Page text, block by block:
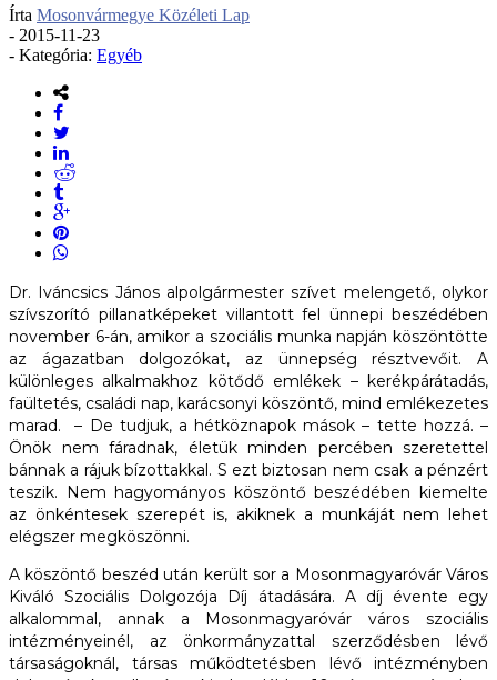
Írta Mosonvármegye Közéleti Lap
- 2015-11-23
- Kategória: Egyéb
Dr. Iváncsics János alpolgármester szívet melengető, olykor
szívszorító pillanatképeket villantott fel ünnepi beszédében
november 6-án, amikor a szociális munka napján köszöntötte
az ágazatban dolgozókat, az ünnepség résztvevőit. A
különleges alkalmakhoz kötődő emlékek – kerékpárátadás,
faültetés, családi nap, karácsonyi köszöntő, mind emlékezetes
marad. – De tudjuk, a hétköznapok mások – tette hozzá. –
Önök nem fáradnak, életük minden percében szeretettel
bánnak a rájuk bízottakkal. S ezt biztosan nem csak a pénzért
teszik. Nem hagyományos köszöntő beszédében kiemelte
az önkéntesek szerepét is, akiknek a munkáját nem lehet
elégszer megköszönni.
A köszöntő beszéd után került sor a Mosonmagyaróvár Város
Kiváló Szociális Dolgozója Díj átadására. A díj évente egy
alkalommal, annak a Mosonmagyaróvár város szociális
intézményeinél, az önkormányzattal szerződésben lévő
társaságoknál, társas működtetésben lévő intézményben